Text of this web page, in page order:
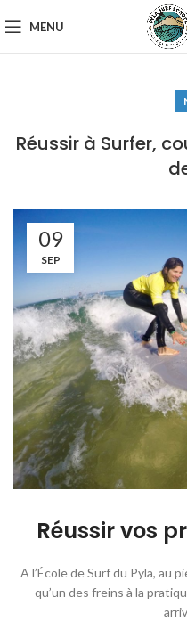
MENU
Réussir à Surfer,
09
SEP
Réussir vos
A l’École de Surf du Pyla, au
qu’un des freins à la